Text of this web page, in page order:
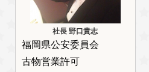
社長 野口貴志
福岡県公安委員会
古物営業許可